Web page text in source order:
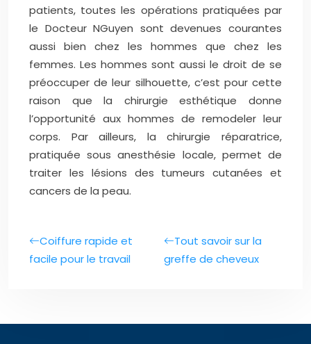
patients, toutes les opérations pratiquées par
le Docteur NGuyen sont devenues courantes
aussi bien chez les hommes que chez les
femmes. Les hommes sont aussi le droit de se
préoccuper de leur silhouette, c’est pour cette
raison que la chirurgie esthétique donne
l’opportunité aux hommes de remodeler leur
corps. Par ailleurs, la chirurgie réparatrice,
pratiquée sous anesthésie locale, permet de
traiter les lésions des tumeurs cutanées et
cancers de la peau.
Coiffure rapide et
facile pour le travail
Tout savoir sur la
greffe de cheveux